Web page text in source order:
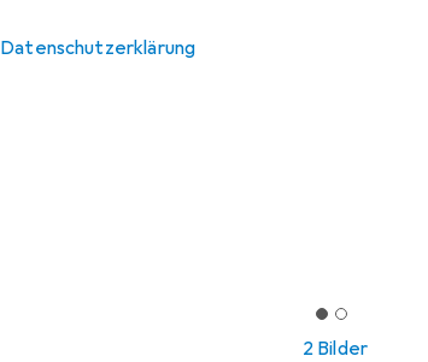
Datenschutzerklärung
2 Bilder